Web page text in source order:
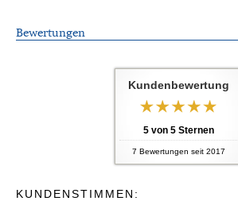
Bewertungen
Kundenbewertung
5von 5Sternen
7 Bewertungen seit 2017
KUNDENSTIMMEN: